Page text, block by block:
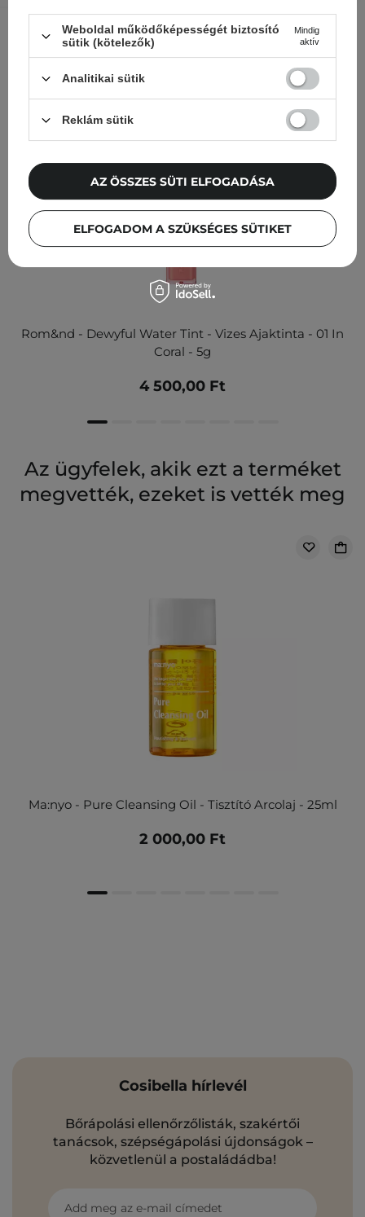
nézegették
Rom&nd - Dewyful Water Tint - Vizes Ajaktinta - 01 In
Coral - 5g
4 500,00 Ft
Az ügyfelek, akik ezt a terméket
megvették, ezeket is vették meg
Ma:nyo - Pure Cleansing Oil - Tisztító Arcolaj - 25ml
2 000,00 Ft
Cosibella hírlevél
Bőrápolási ellenőrzőlisták, szakértői
tanácsok, szépségápolási újdonságok –
közvetlenül a postaládádba!
Add meg az e-mail címedet
Weboldal működőképességét biztosító
sütik (kötelezők)
Mindig
aktív
Analitikai sütik
Reklám sütik
ELFOGADOM A SZÜKSÉGES SÜTIKET
AZ ÖSSZES SÜTI ELFOGADÁSA